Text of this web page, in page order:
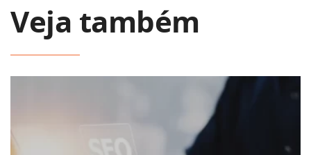
Veja também